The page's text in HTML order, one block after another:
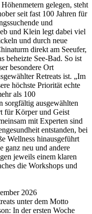
gelegen, steht
seit fast 100 Jahren für
und
und Klein legt dabei viel
und durch neue
direkt am Seeufer,
beheizte See-Bad. So ist
besondere Ort
Retreats ist. „Im
höchste Priorität echte
als 100
sorgfältig ausgewählten
für Körper und Geist
mit Experten sind
entstanden, bei
Wellness hinausgeführt
ganz neu und andere
jeweils einem klaren
die Workshops und
2026
unter dem Motto
In der ersten Woche